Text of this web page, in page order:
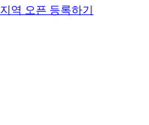
지역 오픈 등록하기